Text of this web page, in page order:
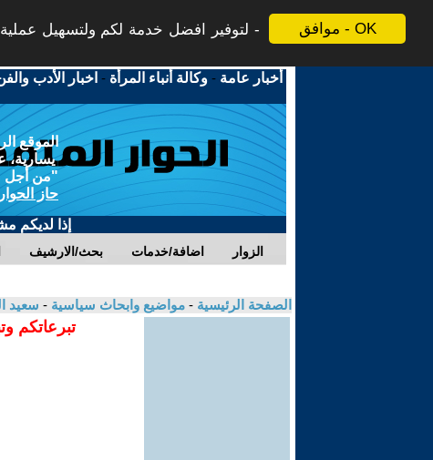
موافق - OK
لتوفير افضل خدمة لكم ولتسهيل
أخبار عامة -وكالة أنباء المرأة - اخبار الأدب
الموقع
يسارية،
"من أجل
حاز
إذا لديكم
بحث/الارشيف اضافة/خدمات الزوار
الصفحة الرئيسية - مواضيع وابحاث سياسية - سعيد
تبرعاتكم